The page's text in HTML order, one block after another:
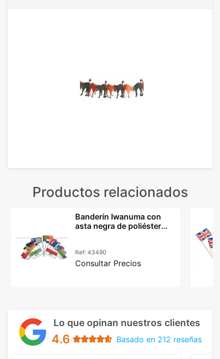
Productos relacionados
Banderín Iwanuma con
asta negra de poliéster
Ref: 43490
Consultar Precios
Lo que opinan nuestros clientes
4.6 Basado en 212 reseñas